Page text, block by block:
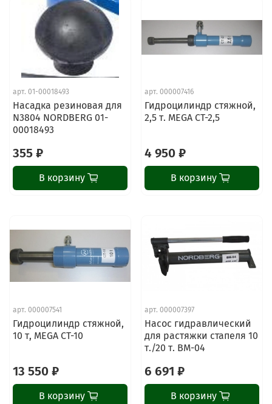
арт. 01-00018493
Насадка резиновая для
N3804 NORDBERG 01-
00018493
355 ₽
В корзину
арт. 000007416
Гидроцилиндр стяжной,
2,5 т. MEGA CT-2,5
4 950 ₽
В корзину
арт. 000007541
Гидроцилиндр стяжной,
10 т, MEGA CT-10
13 550 ₽
В корзину
арт. 000007397
Насос гидравлический
для растяжки стапеля 10
т./20 т. ВМ-04
6 691 ₽
В корзину
ChatApp
online
Свяжитесь с нами через любой удобный
Написать менеджеру в MAX
Отдел продаж и сервис